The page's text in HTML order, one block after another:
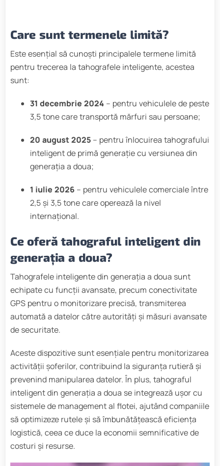
Care sunt termenele limită?
Este esențial să cunoști principalele termene limită
pentru trecerea la tahografele inteligente, acestea
sunt:
31 decembrie 2024 – pentru vehiculele de peste
3,5 tone care transportă mărfuri sau persoane;
20 august 2025 – pentru înlocuirea tahografului
inteligent de primă generație cu versiunea din
generația a doua;
1 iulie 2026 – pentru vehiculele comerciale între
2,5 și 3,5 tone care operează la nivel
internațional.
Ce oferă tahograful inteligent din
generația a doua?
Tahografele inteligente din generația a doua sunt
echipate cu funcții avansate, precum conectivitate
GPS pentru o monitorizare precisă, transmiterea
automată a datelor către autorități și măsuri avansate
de securitate.
Aceste dispozitive sunt esențiale pentru monitorizarea
activității șoferilor, contribuind la siguranța rutieră și
prevenind manipularea datelor. În plus, tahograful
inteligent din generația a doua se integrează ușor cu
sistemele de management al flotei, ajutând companiile
să optimizeze rutele și să îmbunătățească eficiența
logistică, ceea ce duce la economii semnificative de
costuri și resurse.